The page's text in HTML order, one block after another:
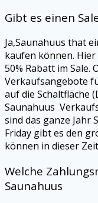
Gibt es einen
Ja,Saunahuus that
kaufen können.
50% Rabatt im Sale.
Verkaufsangebote
auf die Schaltfläche
Saunahuus
sind das ganze Jahr
Friday gibt es den
können in dieser
Welche
Saunahuus